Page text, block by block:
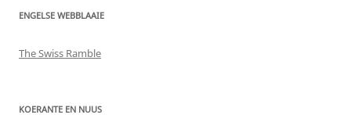
ENGELSE WEBBLAAIE
The Swiss Ramble
KOERANTE EN NUUS